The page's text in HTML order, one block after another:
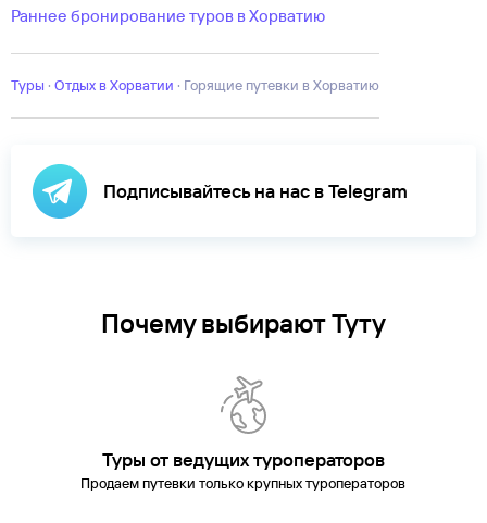
Раннее бронирование туров в Хорватию
Туры · Отдых в Хорватии · Горящие путевки в Хорватию
Подписывайтесь на нас в Telegram
Почему выбирают Туту
Туры от ведущих туроператоров
Продаем путевки только крупных туроператоров